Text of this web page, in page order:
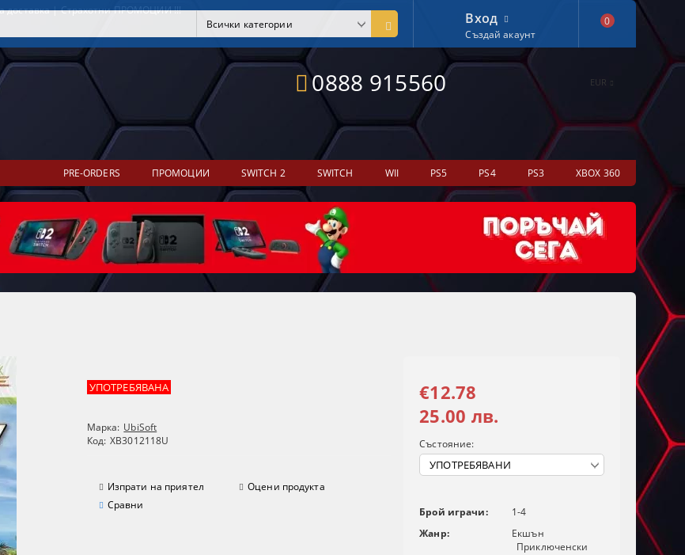
доставка | Страхотни ПРОМОЦИИ !!!
0888 915560 EUR
Вход
Създай акаунт
0
PRE-ORDERS ПРОМОЦИИ SWITCH 2 SWITCH WII PS5 PS4 PS3 XBOX 360
УПОТРЕБЯВАНА
Марка: UbiSoft
Код: XB3012118U
Изпрати на приятел
Оцени продукта
Сравни
€12.78
25.00 лв.
Състояние:
Брой играчи:
1-4
Жанр:
Екшън
Приключенски